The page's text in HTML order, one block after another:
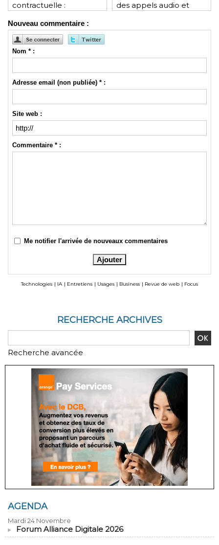
contractuelle :
pour les juristes ?
des appels audio et
Nouveau commentaire :
Nom * :
Adresse email (non publiée) * :
Site web :
Commentaire * :
Me notifier l'arrivée de nouveaux commentaires
Technologies | IA | Entretiens | Usages | Business | Revue de web | Focus
RECHERCHE ARCHIVES
Recherche avancée
AGENDA
Mardi 24 Novembre
Forum Alliance Digitale 2026